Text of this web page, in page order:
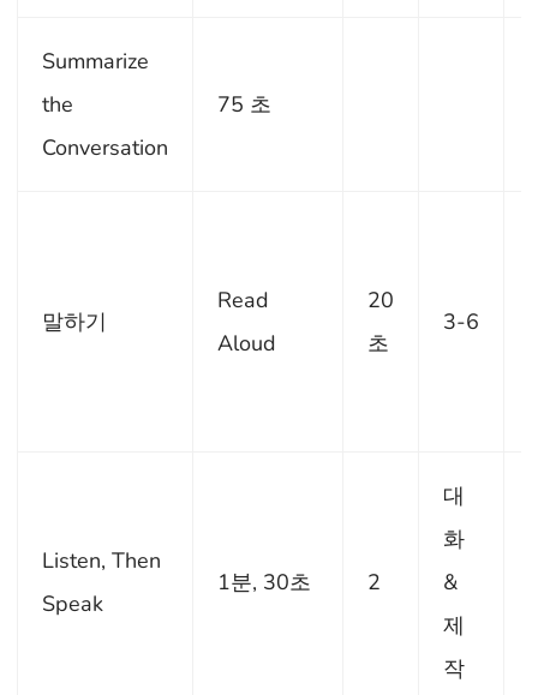
Summarize
the
Conversation
75 초
말하기
Read
Aloud
20
초
3-6
Listen, Then
Speak
1분, 30초 2
대
화
&
제
작